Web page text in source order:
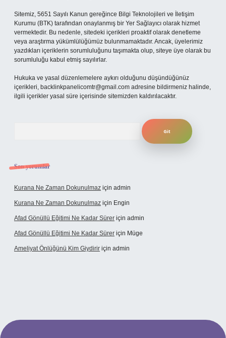
Sitemiz, 5651 Sayılı Kanun gereğince Bilgi Teknolojileri ve İletişim
Kurumu (BTK) tarafından onaylanmış bir Yer Sağlayıcı olarak hizmet
vermektedir. Bu nedenle, sitedeki içerikleri proaktif olarak denetleme
veya araştırma yükümlülüğümüz bulunmamaktadır. Ancak, üyelerimiz
yazdıkları içeriklerin sorumluluğunu taşımakta olup, siteye üye olarak bu
sorumluluğu kabul etmiş sayılırlar.
Hukuka ve yasal düzenlemelere aykırı olduğunu düşündüğünüz
içerikleri, backlinkpanelicomtr@gmail.com adresine bildirmeniz halinde,
ilgili içerikler yasal süre içerisinde sitemizden kaldırılacaktır.
Son yorumlar
Kurana Ne Zaman Dokunulmaz için admin
Kurana Ne Zaman Dokunulmaz için Engin
Afad Gönüllü Eğitimi Ne Kadar Sürer için admin
Afad Gönüllü Eğitimi Ne Kadar Sürer için Müge
Ameliyat Önlüğünü Kim Giydirir için admin
giriş